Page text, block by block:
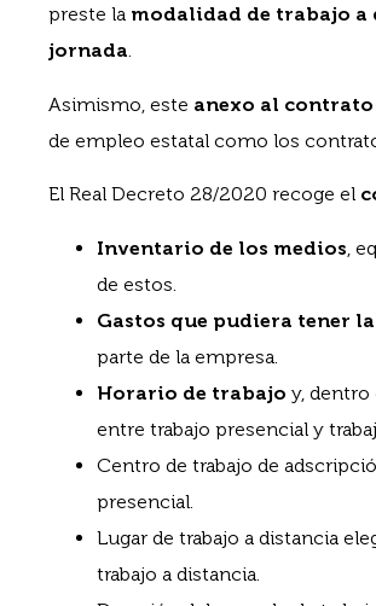
preste la modalidad de trabajo a
jornada.
Asimismo, este anexo al
de empleo estatal como los
El Real Decreto 28/2020 recoge el
Inventario de los medios ,
de estos.
Gastos que pudiera tener
parte de la empresa.
Horario de trabajo y, dentro
entre trabajo presencial y
Centro de trabajo de
presencial.
Lugar de trabajo a distancia
trabajo a distancia.